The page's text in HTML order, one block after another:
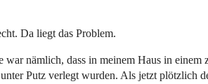
Da liegt das Problem.
war nämlich, dass in meinem Haus in einem
Putz verlegt wurden. Als jetzt plötzlich